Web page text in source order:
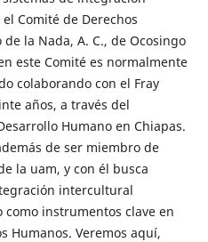
Comité de Derechos
la Nada, A. C., de Ocosingo
este Comité es normalmente
colaborando con el Fray
años, a través del
Humano en Chiapas.
de ser miembro de
la uam, y con él busca
intercultural
como instrumentos clave en
Humanos. Veremos aquí,